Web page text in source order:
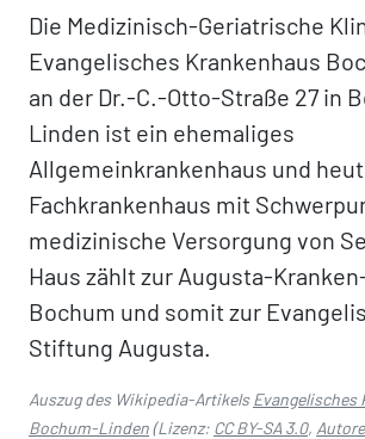
Die Medizinisch-Geriatrische
Evangelisches Krankenhaus
an der Dr.-C.-Otto-Straße 27 in
Linden ist ein ehemaliges
Allgemeinkrankenhaus und
Fachkrankenhaus mit
medizinische Versorgung von
Haus zählt zur Augusta-
Bochum und somit zur
Stiftung Augusta.
Auszug des Wikipedia-ArtikelsEvangelisches
Bochum-Linden(Lizenz: CC BY-SA 3.0,